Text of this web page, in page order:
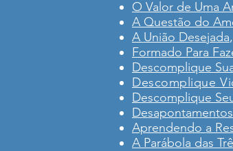
O Valor de Uma
A Questão do
A União Desejada
Formado Para
Descomplique
Descomplique
Descomplique
Aprendendo a
A Parábola das